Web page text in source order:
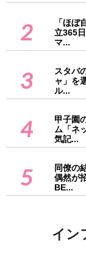
2
「ほぼ
立365
マ...
3
スタバ
ャ」を
ル...
4
甲子園
ム「ネ
気記...
5
同僚の
偶然が
BE...
イン